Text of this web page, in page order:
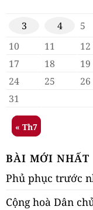
3
4 5
10
11 12
17
18 19
24
25 26
31
« Th7
BÀI MỚI NHẤT
Phủ phục trước
Cộng hoà Dân